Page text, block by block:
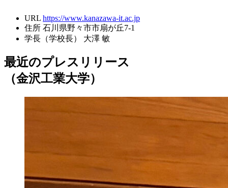
URL https://www.kanazawa-it.ac.jp
住所 石川県野々市市扇が丘7-1
学長（学校長）
大澤 敏
最近のプレスリリース
（金沢工業大学）